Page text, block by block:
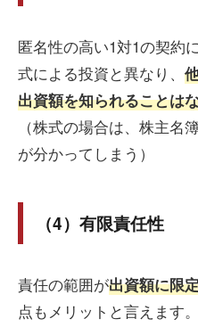
匿名性の高い1対1の契約
式による投資と異なり、
出資額を知られることは
（株式の場合は、株主名
が分かってしまう）
（4）有限責任性
責任の範囲が出資額に限
点もメリットと言えます。